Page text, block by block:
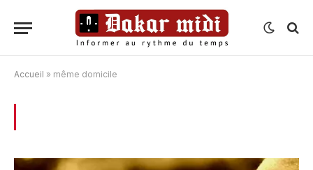
Accueil » même domicile